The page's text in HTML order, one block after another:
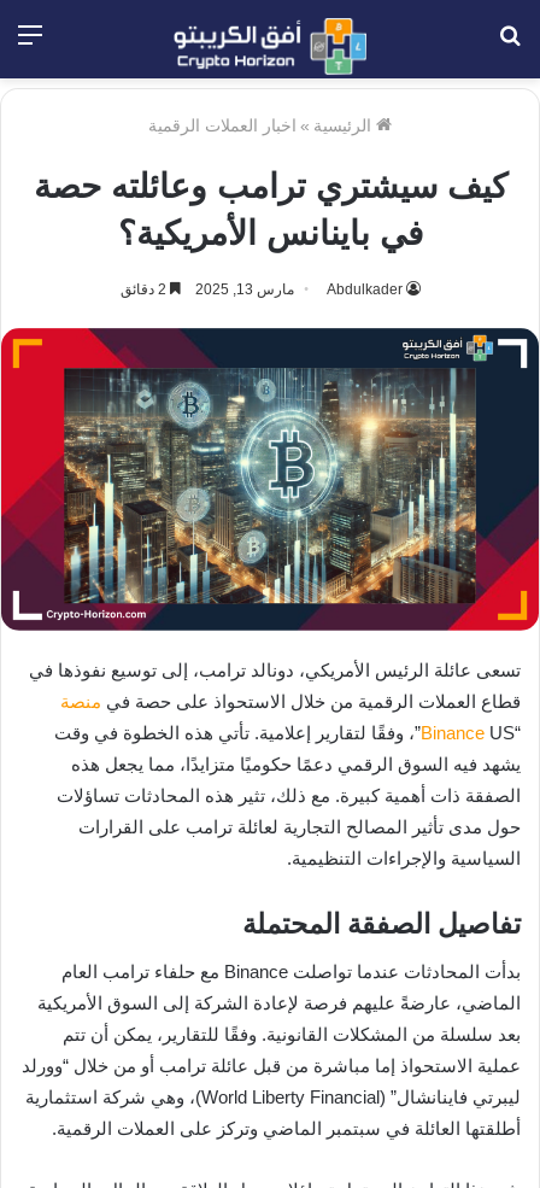
الرئيسية » اخبار العملات الرقمية
كيف سيشتري ترامب وعائلته حصة
في باينانس الأمريكية؟
Abdulkader مارس 13, 2025
تسعى عائلة الرئيس الأمريكي، دونالد ترامب، إلى توسيع نفوذها في
قطاع العملات الرقمية من خلال الاستحواذ على حصة في منصة
“
BinanceUS”، وفقًا لتقارير إعلامية. تأتي هذه الخطوة في وقت
يشهد فيه السوق الرقمي دعمًا حكوميًا متزايدًا، مما يجعل هذه
الصفقة ذات أهمية كبيرة. مع ذلك، تثير هذه المحادثات تساؤلات
حول مدى تأثير المصالح التجارية لعائلة ترامب على القرارات
السياسية والإجراءات التنظيمية.
تفاصيل الصفقة المحتملة
بدأت المحادثات عندما تواصلت Binance مع حلفاء ترامب العام
الماضي، عارضةً عليهم فرصة لإعادة الشركة إلى السوق الأمريكية
بعد سلسلة من المشكلات القانونية. وفقًا للتقارير، يمكن أن تتم
عملية الاستحواذ إما مباشرة من قبل عائلة ترامب أو من خلال “وورلد
ليبرتي فاينانشال” (World Liberty Financial)، وهي شركة استثمارية
أطلقتها العائلة في سبتمبر الماضي وتركز على العملات الرقمية.